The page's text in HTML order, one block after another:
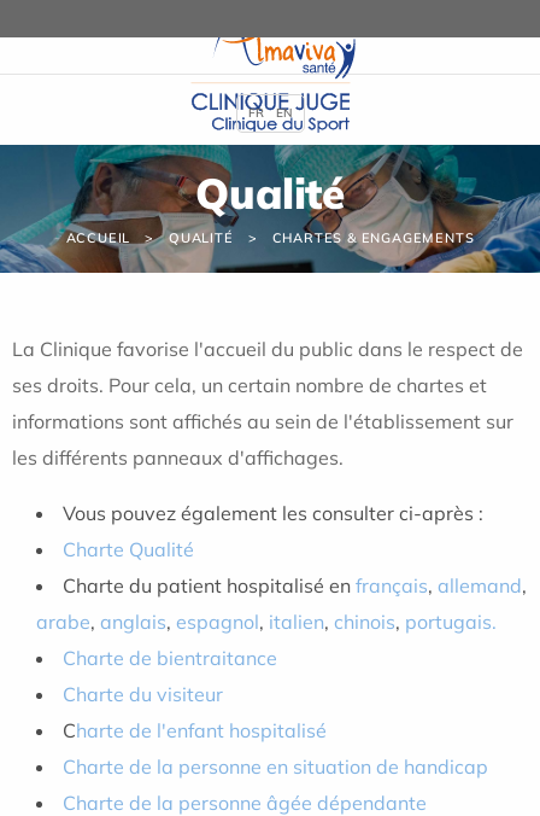
Qualité
ACCUEIL QUALITÉ CHARTES & ENGAGEMENTS
La Clinique favorise l'accueil du public dans le respect de
ses droits. Pour cela, un certain nombre de chartes et
informations sont affichés au sein de l'établissement sur
les différents panneaux d'affichages.
Vous pouvez également les consulter ci-après :
Charte Qualité
Charte du patient hospitalisé en français, allemand,
arabe, anglais, espagnol, italien, chinois, portugais.
Charte de bientraitance
Charte du visiteur
Charte de l'enfant hospitalisé
Charte de la personne en situation de handicap
Charte de la personne âgée dépendante
FR EN